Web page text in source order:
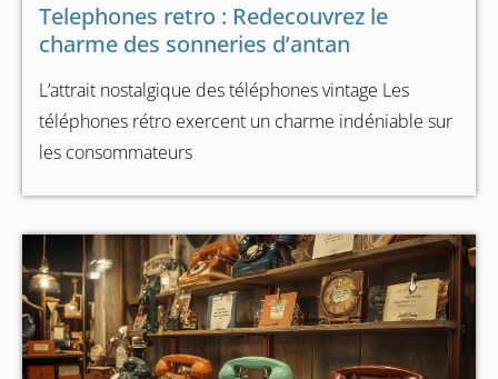
Telephones retro : Redecouvrez le
charme des sonneries d’antan
L’attrait nostalgique des téléphones vintage Les
téléphones rétro exercent un charme indéniable sur
les consommateurs